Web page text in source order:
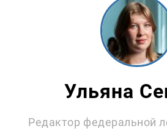
Ульяна
Редактор федеральной